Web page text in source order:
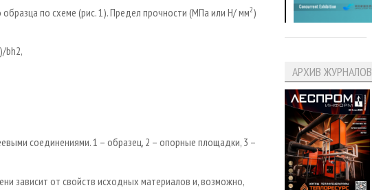
по схеме (рис. 1). Предел прочности (МПа или Н/ мм2)
bh2,
соединениями. 1 – образец, 2 – опорные площадки, 3 –
зависит от свойств исходных материалов и, возможно,
АРХИВ ЖУРНАЛОВ